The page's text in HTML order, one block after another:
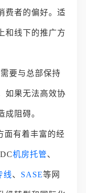
费者的偏好。适
和线下的推广方
要与总部保持
如果无法高效协
成阻碍。
面有着丰富的经
机房托管、
线、 SASE等网